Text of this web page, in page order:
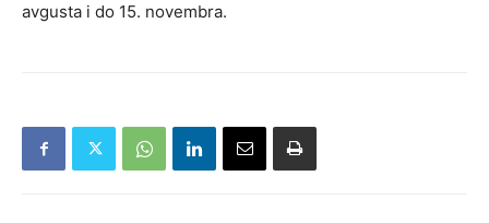
avgusta i do 15. novembra.